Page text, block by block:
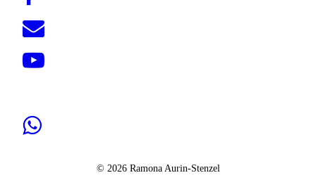
© 2026 Ramona Aurin-Stenzel